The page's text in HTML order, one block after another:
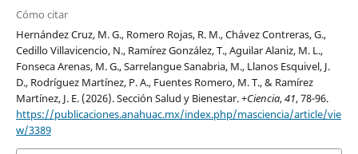
Cómo citar
Hernández Cruz, M. G., Romero Rojas, R. M., Chávez Contreras, G.,
Cedillo Villavicencio, N., Ramírez González, T., Aguilar Alaniz, M. L.,
Fonseca Arenas, M. G., Sarrelangue Sanabria, M., Llanos Esquivel, J.
D., Rodríguez Martínez, P. A., Fuentes Romero, M. T., & Ramírez
Martínez, J. E. (2026). Sección Salud y Bienestar.+Ciencia,41, 78-96.
https://publicaciones.anahuac.mx/index.php/masciencia/article/vie
w/3389